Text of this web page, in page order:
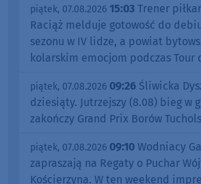
piątek, 07.08.2026 15:03 Trener
Raciąż melduje gotowość do
sezonu w IV lidze, a powiat
kolarskim emocjom podczas Tour
piątek, 07.08.2026 09:26 Śliwicka
dziesiąty. Jutrzejszy (8.08) bieg w
zakończy Grand Prix Borów
piątek, 07.08.2026 09:10 Wodniacy
zapraszają na Regaty o Puchar
Kościerzyna. W ten weekend